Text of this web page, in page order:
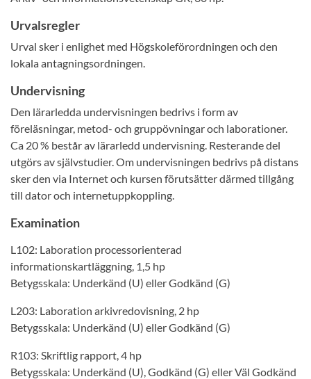
Urvalsregler
Urval sker i enlighet med Högskoleförordningen och den
lokala antagningsordningen.
Undervisning
Den lärarledda undervisningen bedrivs i form av
föreläsningar, metod- och gruppövningar och laborationer.
Ca 20 % består av lärarledd undervisning. Resterande del
utgörs av självstudier. Om undervisningen bedrivs på distans
sker den via Internet och kursen förutsätter därmed tillgång
till dator och internetuppkoppling.
Examination
L102: Laboration processorienterad
informationskartläggning, 1,5 hp
Betygsskala: Underkänd (U) eller Godkänd (G)
L203: Laboration arkivredovisning, 2 hp
Betygsskala: Underkänd (U) eller Godkänd (G)
R103: Skriftlig rapport, 4 hp
Betygsskala: Underkänd (U), Godkänd (G) eller Väl Godkänd